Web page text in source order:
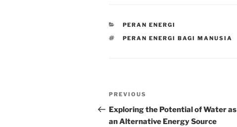
CATEGORIES
PERAN ENERGI
TAGS
PERAN ENERGI BAGI MANUSIA
Post
navigation
Previous
Post
PREVIOUS
Exploring the Potential of Water as
an Alternative Energy Source